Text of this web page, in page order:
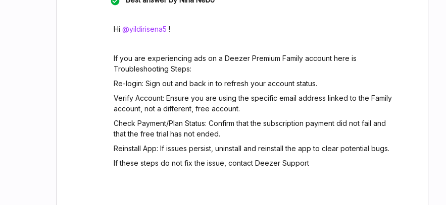
Hi ​ @yildirisena5 !
If you are experiencing ads on a Deezer Premium Family account here is
Troubleshooting Steps:
Re-login: Sign out and back in to refresh your account status.
Verify Account: Ensure you are using the specific email address linked to the Family
account, not a different, free account.
Check Payment/Plan Status: Confirm that the subscription payment did not fail and
that the free trial has not ended.
Reinstall App: If issues persist, uninstall and reinstall the app to clear potential bugs.
If these steps do not fix the issue, contact Deezer Support